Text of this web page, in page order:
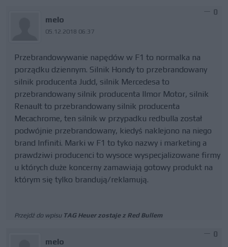
melo
05.12.2018 06:37
0
Przebrandowywanie napędów w F1 to normalka na
porządku dziennym. Silnik Hondy to przebrandowany
silnik producenta Judd, silnik Mercedesa to
przebrandowany silnik producenta Ilmor Motor, silnik
Renault to przebrandowany silnik producenta
Mecachrome, ten silnik w przypadku redbulla został
podwójnie przebrandowany, kiedyś naklejono na niego
brand Infiniti. Marki w F1 to tyko nazwy i marketing a
prawdziwi producenci to wysoce wyspecjalizowane firmy
u których duże koncerny zamawiają gotowy produkt na
którym się tylko brandują/reklamują.
Przejdź do wpisu TAG Heuer zostaje z Red Bullem
melo
0